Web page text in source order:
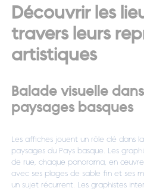
Découvrir les
travers leurs
artistiques
Balade visuelle
paysages basques
Les affiches jouent un rôle clé dans
paysages du Pays basque. Les
de rue, chaque panorama, en œuvre
avec ses plages de sable fin et ses
un sujet récurrent. Les graphistes